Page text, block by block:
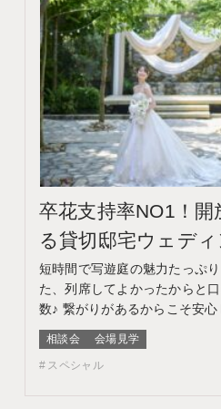
卒花支持率NO1！開
る貸切邸宅ウェデ
短時間で写遊庭の魅力たっぷ
た、列席してよかったからと
数♪ 繋がりがあるからこそ安心
のフェアに含まれるコンテン
WEBサイトよりフェア予約を
だいた方限定でエンゲージメ
相談会 会場見学
スペシャル